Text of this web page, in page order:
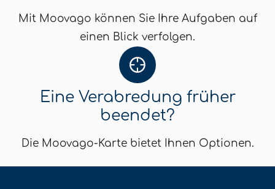
Mit Moovago können Sie Ihre Aufgaben auf
einen Blick verfolgen.
Eine Verabredung früher
beendet?
Die Moovago-Karte bietet Ihnen Optionen.